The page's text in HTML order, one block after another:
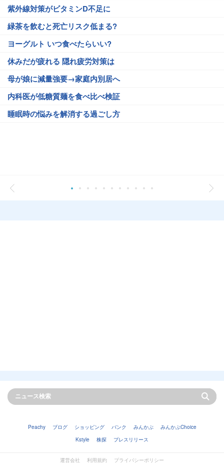
紫外線対策がビタミンD不足に
緑茶を飲むと死亡リスク低まる?
ヨーグルト いつ食べたらいい?
休みだが疲れる 隠れ疲労対策は
母が娘に減量強要→家庭内別居へ
内科医が低糖質麺を食べ比べ検証
睡眠時の悩みを解消する過ごし方
Peachy ブログ ショッピング バンク みんかぶ
みんかぶChoice
Kstyle
株探 プレスリリース
運営会社 利用規約
プライバシーポリシー